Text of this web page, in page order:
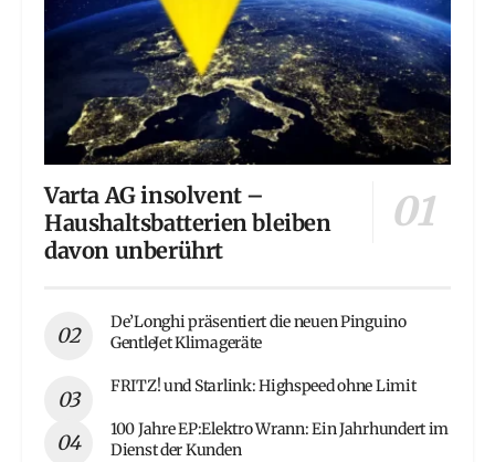
Varta AG insolvent –
Haushaltsbatterien bleiben
davon unberührt
De’Longhi präsentiert die neuen Pinguino
GentleJet Klimageräte
FRITZ! und Starlink: Highspeed ohne Limit
100 Jahre EP:Elektro Wrann: Ein Jahrhundert im
Dienst der Kunden